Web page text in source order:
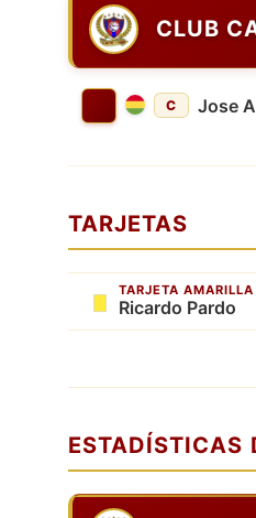
CLUB
C Jose
TARJETAS
TARJETA AMARILLA
Ricardo Pardo
ESTADÍSTICAS